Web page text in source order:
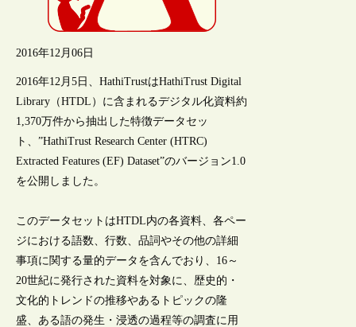
2016年12月06日
2016年12月5日、HathiTrustはHathiTrust Digital
Library（HTDL）に含まれるデジタル化資料約
1,370万件から抽出した特徴データセッ
ト、”HathiTrust Research Center (HTRC)
Extracted Features (EF) Dataset”のバージョン1.0
を公開しました。
このデータセットはHTDL内の各資料、各ペー
ジにおける語数、行数、品詞やその他の詳細
事項に関する量的データを含んでおり、16～
20世紀に発行された資料を対象に、歴史的・
文化的トレンドの推移やあるトピックの隆
盛、ある語の発生・浸透の過程等の調査に用